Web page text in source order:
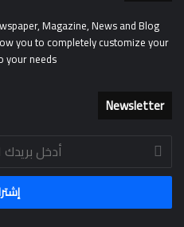
Magazine, News and Blog
you to completely customize your
your needs.
Newsletter
أدخل
بريدك
الإلكتروني